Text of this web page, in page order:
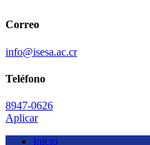
Correo
info@isesa.ac.cr
Teléfono
8947-0626
Inicio